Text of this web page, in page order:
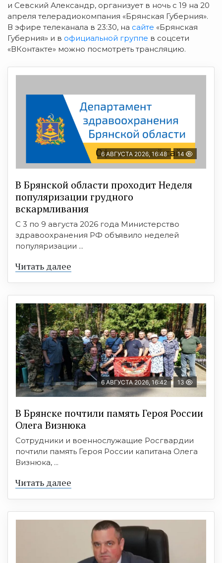
и Севский Александр, организует в ночь с 19 на 20
апреля телерадиокомпания «Брянская Губерния».
В эфире телеканала в 23:30, на сайте «Брянская
Губерния» и в официальной группе в соцсети
«ВКонтакте» можно посмотреть трансляцию.
6 АВГУСТА 2026, 16:48 14
В Брянской области проходит Неделя
популяризации грудного
вскармливания
С 3 по 9 августа 2026 года Министерство
здравоохранения РФ объявило неделей
популяризации ...
Читать далее
6 АВГУСТА 2026, 16:42 13
В Брянске почтили память Героя России
Олега Визнюка
Сотрудники и военнослужащие Росгвардии
почтили память Героя России капитана Олега
Визнюка, ...
Читать далее